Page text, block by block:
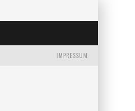
IMPRESSUM